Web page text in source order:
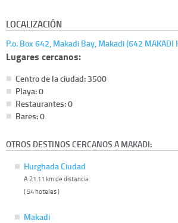
LOCALIZACIÓN
P.o. Box 642, Makadi Bay, Makadi (642 MAKADI
Lugares cercanos:
Centro de la ciudad: 3500
Playa: 0
Restaurantes: 0
Bares: 0
OTROS DESTINOS CERCANOS A MAKADI:
Hurghada Ciudad
A 21.11 km de distancia
( 54 hoteles )
Makadi